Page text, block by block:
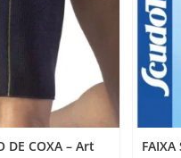
DE COXA – Art
FAIXA